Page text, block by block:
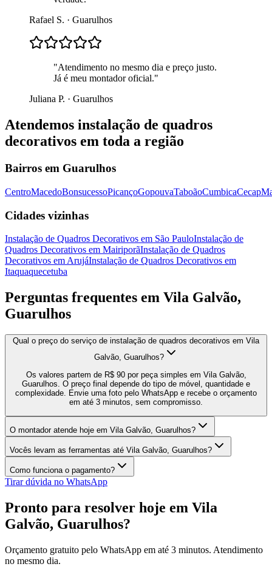
Rafael S. · Guarulhos
"Atendimento no mesmo dia e preço justo.
Já é meu montador oficial."
Juliana P. · Guarulhos
Atendemos instalação de quadros
decorativos em toda a região
Bairros em Guarulhos
CentroMacedoBonsucessoPicançoGopouvaTaboãoCumbicaCecap
Cidades vizinhas
Instalação de Quadros Decorativos em São PauloInstalação de
Quadros Decorativos em MairiporãInstalação de Quadros
Decorativos emArujáInstalação de Quadros Decorativos em
Itaquaquecetuba
Perguntas frequentes em Vila Galvão,
Guarulhos
Qual o preço do serviço de instalação de quadros decorativos em Vila
Galvão, Guarulhos?
Os valores partem de R$ 90 por peça simples em Vila Galvão,
Guarulhos. O preço final depende do tipo de móvel, quantidade e
complexidade. Envie uma foto pelo WhatsApp e recebe o orçamento
em até 3 minutos, sem compromisso.
O montador atende hoje em Vila Galvão, Guarulhos?
Vocês levam as ferramentas até Vila Galvão, Guarulhos?
Como funciona o pagamento?
Tirar dúvida no WhatsApp
Pronto para resolver hoje em Vila
Galvão, Guarulhos?
Orçamento gratuito pelo WhatsApp em até 3 minutos. Atendimento
no mesmo dia.